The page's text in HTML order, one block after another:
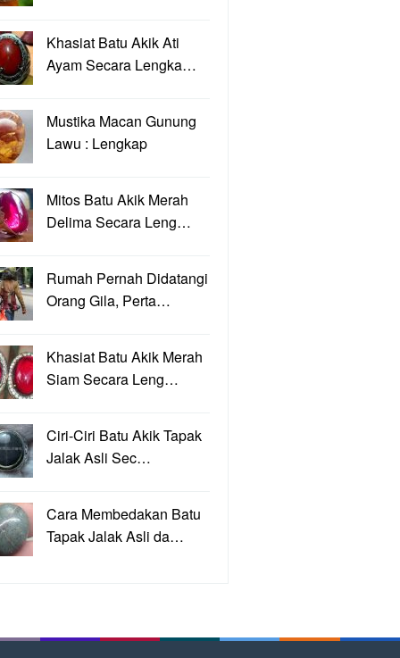
Khasiat Batu Akik Ati
Ayam Secara Lengka…
Mustika Macan Gunung
Lawu : Lengkap
Mitos Batu Akik Merah
Delima Secara Leng…
Rumah Pernah Didatangi
Orang Gila, Perta…
Khasiat Batu Akik Merah
Siam Secara Leng…
Ciri-Ciri Batu Akik Tapak
Jalak Asli Sec…
Cara Membedakan Batu
Tapak Jalak Asli da…